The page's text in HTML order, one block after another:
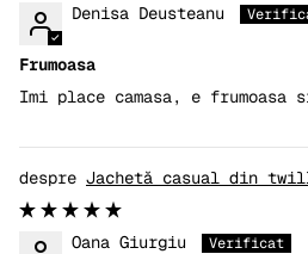
Denisa Deusteanu
Frumoasa
Imi place camasa, e frumoasa
Jachetă casual din
Oana Giurgiu